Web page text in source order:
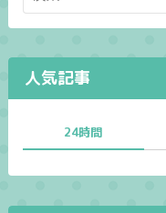
人気記事
24時間